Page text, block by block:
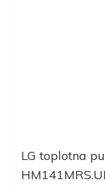
LG toplotna